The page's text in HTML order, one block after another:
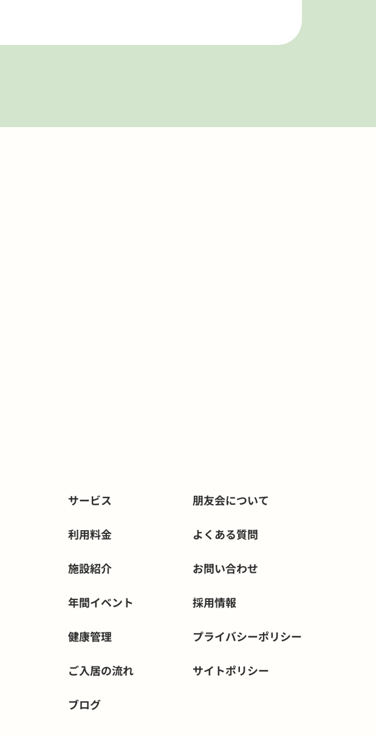
サービス
利用料金
施設紹介
年間イベント
健康管理
ご入居の流れ
ブログ
朋友会について
よくある質問
お問い合わせ
採用情報
プライバシーポリシー
サイトポリシー